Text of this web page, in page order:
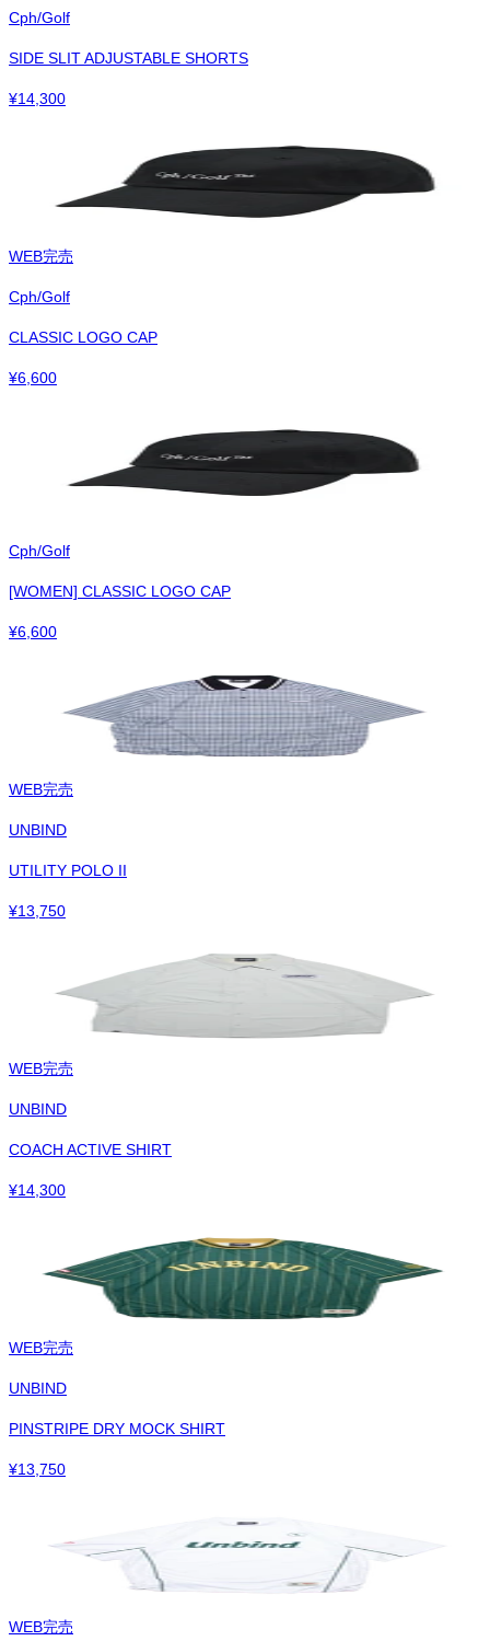
Cph/Golf
SIDE SLIT ADJUSTABLE SHORTS
¥14,300
WEB完売
Cph/Golf
CLASSIC LOGO CAP
¥6,600
Cph/Golf
[WOMEN] CLASSIC LOGO CAP
¥6,600
WEB完売
UNBIND
UTILITY POLO II
¥13,750
WEB完売
UNBIND
COACH ACTIVE SHIRT
¥14,300
WEB完売
UNBIND
PINSTRIPE DRY MOCK SHIRT
¥13,750
WEB完売